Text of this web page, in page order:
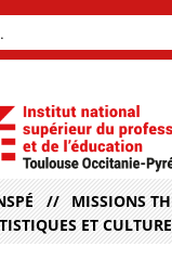
MISSIONS
ET